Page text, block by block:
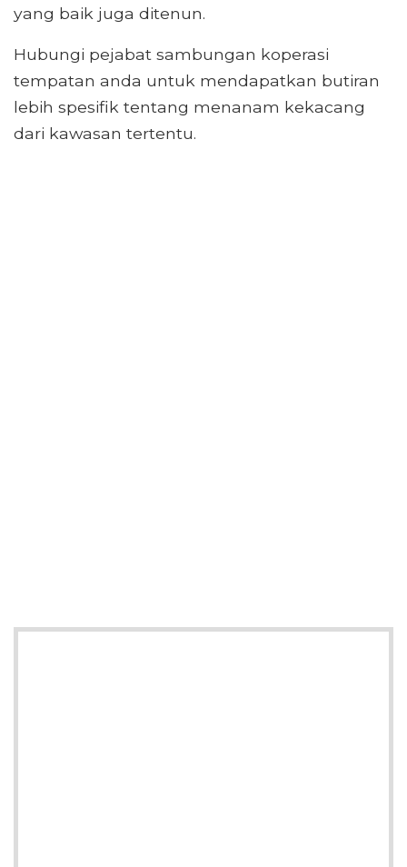
yang baik juga ditenun.
Hubungi pejabat sambungan koperasi
tempatan anda untuk mendapatkan butiran
lebih spesifik tentang menanam kekacang
dari kawasan tertentu.